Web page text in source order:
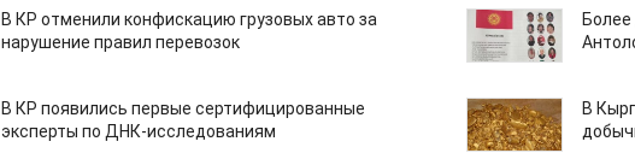
В КР отменили конфискацию грузовых авто за
нарушение правил перевозок
В КР появились первые сертифицированные
эксперты по ДНК-исследованиям
В